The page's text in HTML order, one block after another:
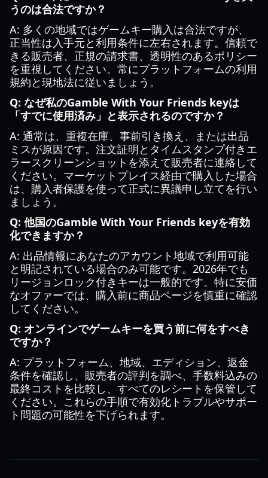
うのは合法ですか？
A: 多くの地域ではゲームキー購入は合法ですが、
正当性は入手元と利用条件に左右されます。信頼で
きる販売者、正規の請求書、透明性のあるポリシー
を重視してください。常にプラットフォームの利用
規約と現地法に従いましょう。
Q: なぜ私のGamble With Your Friends keyは
「すでに使用済み」と表示されるのですか？
A: 通常は、重複在庫、事前引き換え、または出品
ミスが原因です。注文証明とタイムスタンプ付きエ
ラースクリーンショットを添えて販売者に連絡して
ください。マーケットプレイス経由で購入した場合
は、購入者保護を使って正式に異議申し立てを行い
ましょう。
Q: 他国のGamble With Your Friends keyを有効
化できますか？
A: 出品情報にあなたのアカウント地域で利用可能
と明記されている場合のみ可能です。2026年でも
リージョンロック付きキーは一般的です。特に安価
なオファーでは、購入前に商品ページを慎重に確認
してください。
Q: オンラインでゲームキーを買う前に何をすべき
ですか？
A: プラットフォーム、地域、エディション、返金
条件を確認し、販売者の評判を調べ、手数料込みの
最終コストを比較し、すべてのレシートを保管して
ください。これらの手順で有効化トラブルやサポー
ト問題の可能性を下げられます。